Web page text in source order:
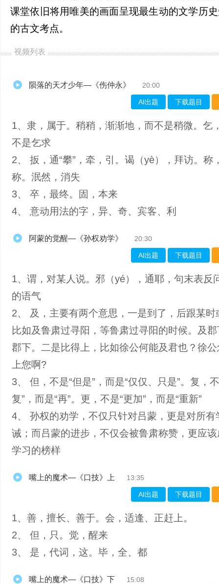
课堂依旧将用唯美的画面呈现最生动的文学历
的古文考点。
视频列表
陨落的天才少年—《伤仲永》 20:00
AI出题 下载题目
1、隶，属于。稍稍，渐渐地，而不是稍微。乞
不是乞求
2、 扳，通“攀”，牵，引。谒（yè），拜访。
称。泯然，消失
3、 卒，最终。固，本来
4、 意动用法的字，异、奇、宾客、利
阿蒙的觉醒—《孙权劝学》 20:30
AI出题 下载题目
1、谓，对某人说。邪（yé），通耶，句末表反
的语气
2、 及，主要有两个意思，一是到了，后跟某时
比如及鲁肃过寻阳，等鲁肃过寻阳的时候。及
郡下。二是比得上，比如徐公何能及君也？徐
上您啊?
3、 但，不是“但是”，而是“仅仅、只是”。复，
复”，而是“再”。更，不是“更加”，而是“重新”
4、 孙权的劝学，不仅只针对吕蒙，更是对所有
诫；而吕蒙的进步，不仅会被鲁肃称赞，更应
学习的榜样
嘴上的魔术—《口技》上 13:35
AI出题 下载题目
1、善，擅长、善于。会，适逢、正赶上。
2、 但，只。觉，醒来
3、 是，代词，这。毕，全、都
嘴上的魔术—《口技》下 15:08